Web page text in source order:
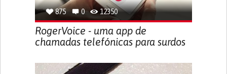
875 0 12350
RogerVoice - uma app de
chamadas telefónicas para surdos